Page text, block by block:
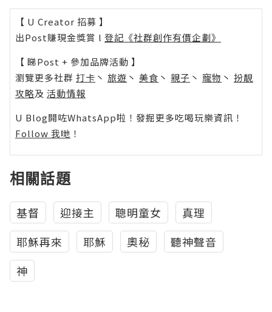
【 U Creator 招募 】
出Post賺現金獎賞 l 登記《社群創作有價企劃》
【 睇Post + 參加品牌活動 】
瀏覽更多社群 打卡 丶 旅遊 丶 美食 丶 親子 丶 寵物 丶 扮靚
攻略及 活動情報
U Blog開咗WhatsApp啦！發掘更多吃喝玩樂資訊！
Follow 我哋 ！
相關話題
基督 迎接主 聰明童女
真理
耶穌再來
耶穌 奧秘
聽神聲音
神